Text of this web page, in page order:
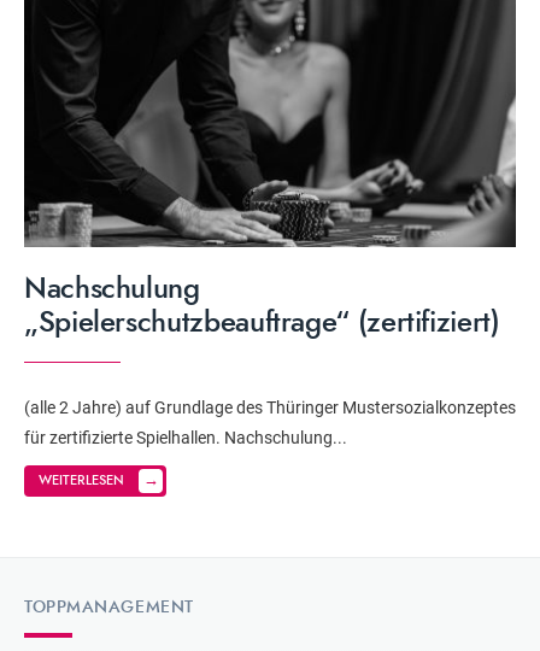
Nachschulung
„Spielerschutzbeauftrage“ (zertifiziert)
(alle 2 Jahre) auf Grundlage des Thüringer Mustersozialkonzeptes
für zertifizierte Spielhallen. Nachschulung...
WEITERLESEN →
TOPPMANAGEMENT